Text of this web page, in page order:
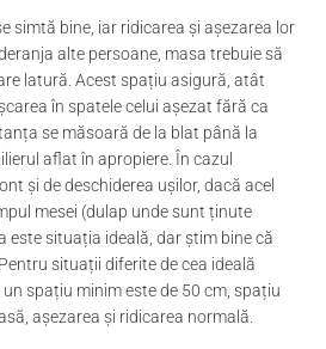
simtă bine, iar ridicarea și așezarea lor
alte persoane, masa trebuie să
latură. Acest spațiu asigură, atât
în spatele celui așezat fără ca
se măsoară de la blat până la
aflat în apropiere. În cazul
și de deschiderea ușilor, dacă acel
mesei (dulap unde sunt ținute
este situația ideală, dar știm bine că
situații diferite de cea ideală
spațiu minim este de 50 cm, spațiu
așezarea și ridicarea normală.